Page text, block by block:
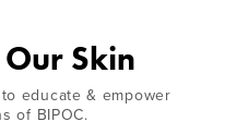
Skin
educate & empower
of BIPOC.